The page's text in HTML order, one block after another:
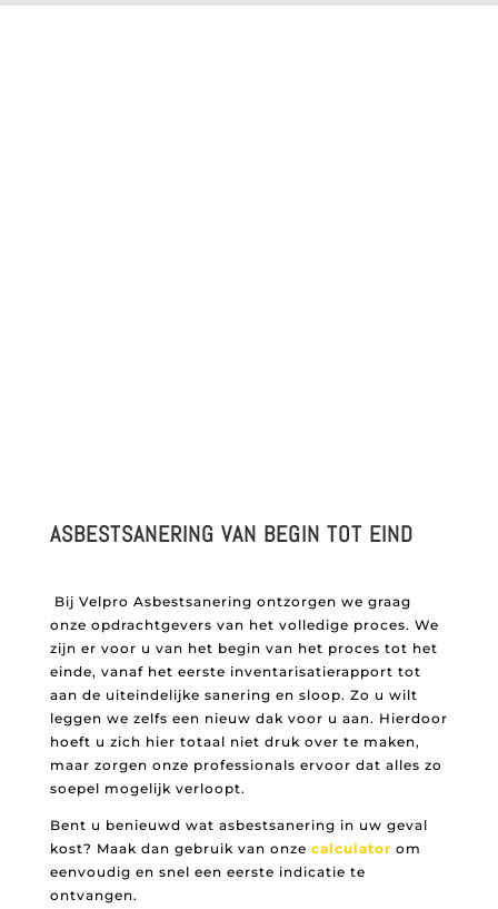
ASBESTSANERING VAN BEGIN TOT EIND
Bij Velpro Asbestsanering ontzorgen we graag
onze opdrachtgevers van het volledige proces. We
zijn er voor u van het begin van het proces tot het
einde, vanaf het eerste inventarisatierapport tot
aan de uiteindelijke sanering en sloop. Zo u wilt
leggen we zelfs een nieuw dak voor u aan. Hierdoor
hoeft u zich hier totaal niet druk over te maken,
maar zorgen onze professionals ervoor dat alles zo
soepel mogelijk verloopt.
Bent u benieuwd wat asbestsanering in uw geval
kost? Maak dan gebruik van onze calculator om
eenvoudig en snel een eerste indicatie te
ontvangen.